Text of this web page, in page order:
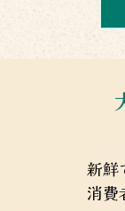
投信・国債窓
葉山３０周年
11月4日(火)よ
新鮮
消費